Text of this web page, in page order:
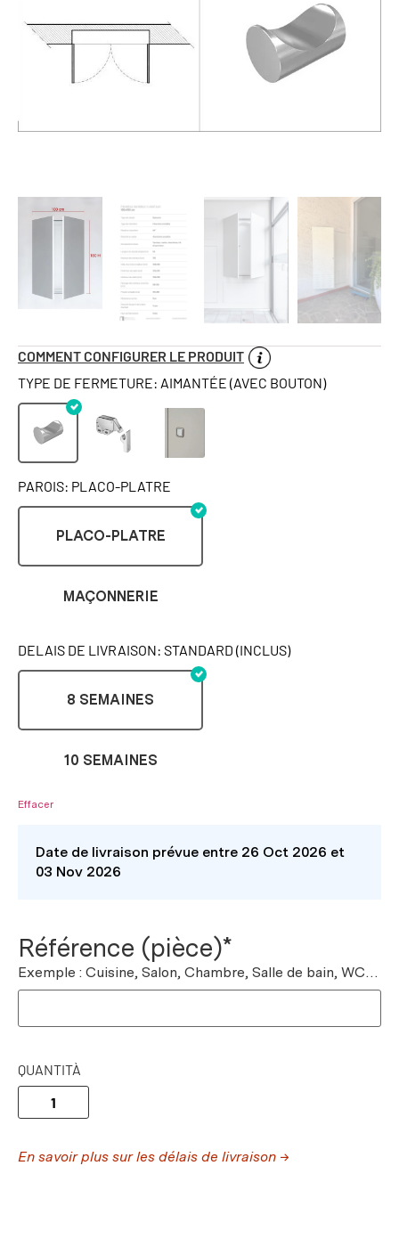
COMMENT CONFIGURER LE PRODUIT
TYPE DE FERMETURE: AIMANTÉE (AVEC BOUTON)
PAROIS: PLACO-PLATRE
PLACO-PLATRE
MAÇONNERIE
DELAIS DE LIVRAISON: STANDARD (INCLUS)
8 SEMAINES
10 SEMAINES
Effacer
Date de livraison prévue entre 26 Oct 2026 et
03 Nov 2026
Référence (pièce)*
Exemple : Cuisine, Salon, Chambre, Salle de bain, WC…
QUANTITÀ
En savoir plus sur les délais de livraison →